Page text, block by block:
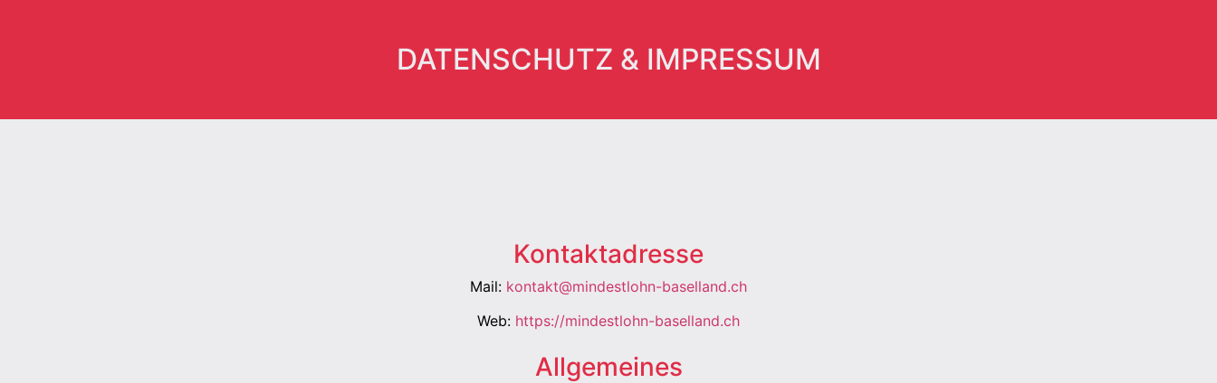
DATENSCHUTZ & IMPRESSUM
Kontaktadresse
Mail: kontakt@mindestlohn-baselland.ch
Web: https://mindestlohn-baselland.ch
Allgemeines